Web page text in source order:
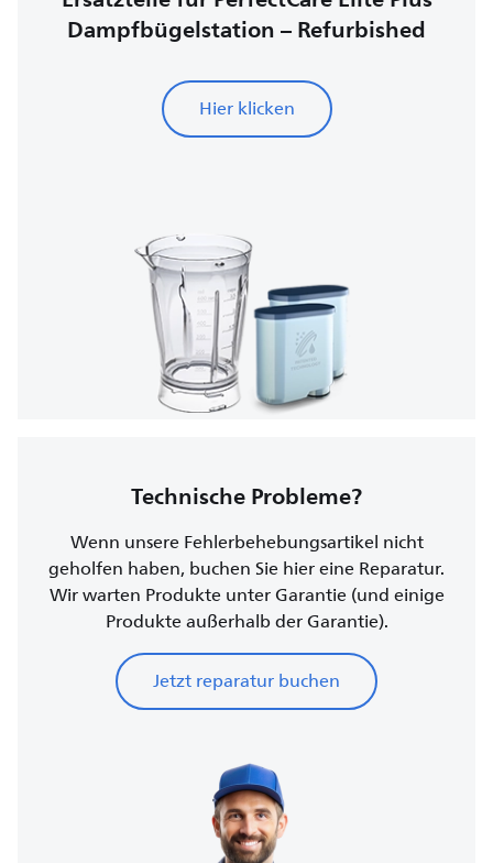
Dampfbügelstation – Refurbished
Hier klicken
Technische Probleme?
Wenn unsere Fehlerbehebungsartikel nicht
geholfen haben, buchen Sie hier eine Reparatur.
Wir warten Produkte unter Garantie (und einige
Produkte außerhalb der Garantie).
Jetzt reparatur buchen